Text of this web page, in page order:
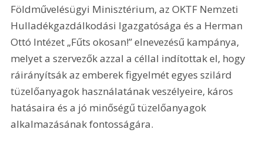
Földművelésügyi Minisztérium, az OKTF Nemzeti
Hulladékgazdálkodási Igazgatósága és a Herman
Ottó Intézet „Fűts okosan!” elnevezésű kampánya,
melyet a szervezők azzal a céllal indítottak el, hogy
ráirányítsák az emberek figyelmét egyes szilárd
tüzelőanyagok használatának veszélyeire, káros
hatásaira és a jó minőségű tüzelőanyagok
alkalmazásának fontosságára.